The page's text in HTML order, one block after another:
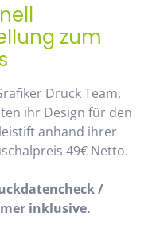
zum
Druck Team,
ihr Design für den
anhand ihrer
49€ Netto.
/
inklusive.